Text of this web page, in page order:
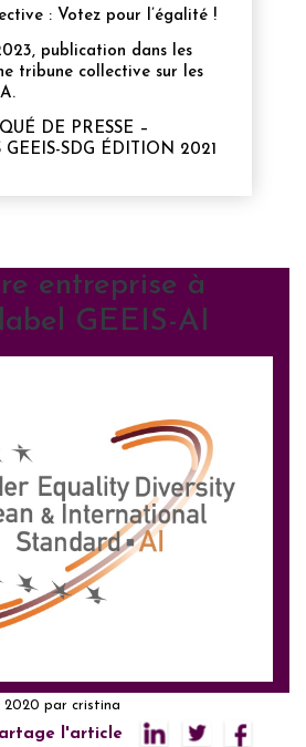
: Votez pour l’égalité !
publication dans les
tribune collective sur les
DE PRESSE –
GEEIS-SDG ÉDITION 2021
entreprise à
GEEIS-AI
2020 par cristina
l'article